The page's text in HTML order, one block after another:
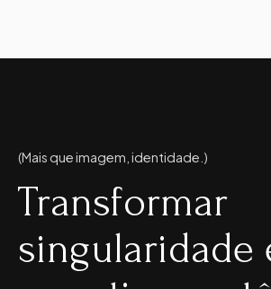
(Mais que imagem, identidade.)
Transformar
singularidade